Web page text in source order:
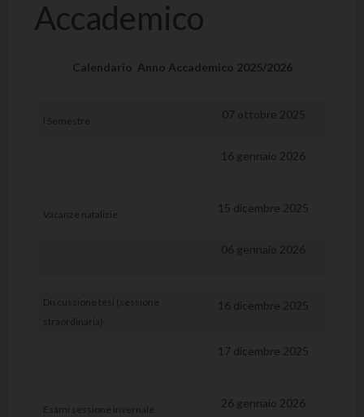
Accademico
Calendario Anno Accademico 2025/2026
I Semestre 07 ottobre 2025
16 gennaio 2026
Vacanze natalizie 15 dicembre 2025
06 gennaio 2026
Discussione tesi (sessione
straordinaria)
16 dicembre 2025
17 dicembre 2025
Esami sessione invernale 26 gennaio 2026